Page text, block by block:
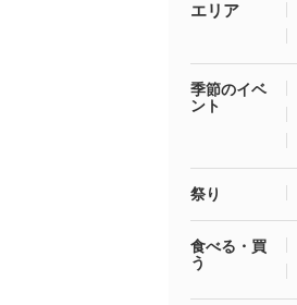
エリア
季節のイベ
ント
祭り
食べる・買
う